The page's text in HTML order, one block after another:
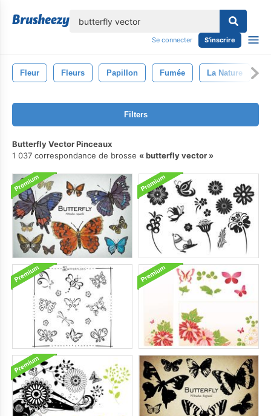
Se connecter S'inscrire
Fleur Fleurs Papillon Fumée La Nature
Filters
Butterfly Vector Pinceaux
1 037 correspondance de brosse
butterfly vector